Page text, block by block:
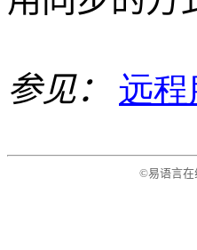
参见： 远程
©易语言在